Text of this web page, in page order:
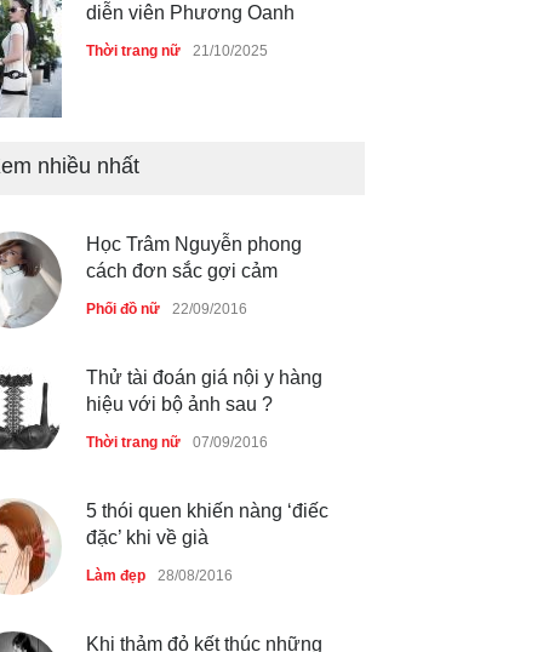
diễn viên Phương Oanh
Thời trang nữ 21/10/2025
Mẫu áo khoác đẹp cho phụ
Thời trang nữ 21/10/2025
Chiếc áo dài cưới của Hoa
Thời trang nữ 21/10/2025
nhiều nhất
Học Trâm Nguyễn phong
cách đơn sắc gợi cảm
Phối đồ nữ 22/09/2016
Thử tài đoán giá nội y hàng
hiệu với bộ ảnh sau ?
Thời trang nữ 07/09/2016
5 thói quen khiến nàng ‘điếc
đặc’ khi về già
Làm đẹp 28/08/2016
Khi thảm đỏ kết thúc những